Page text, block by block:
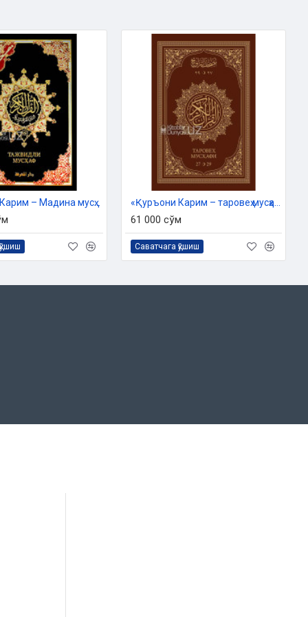
«Қуръони Карим – Мадина мусҳафи» (Тажвидли, катта ҳажмда: 25x35)
61 000 сўм
Саватчага қўшиш